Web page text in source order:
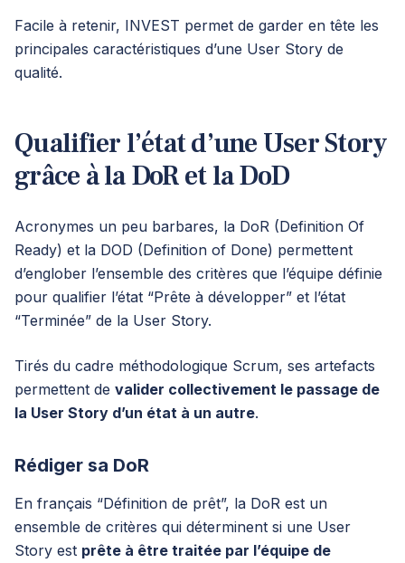
Facile à retenir, INVEST permet de garder en tête les
principales caractéristiques d’une User Story de
qualité.
Qualifier l’état d’une User Story
grâce à la DoR et la DoD
Acronymes un peu barbares, la DoR (Definition Of
Ready) et la DOD (Definition of Done) permettent
d’englober l’ensemble des critères que l’équipe définie
pour qualifier l’état “Prête à développer” et l’état
“Terminée” de la User Story.
Tirés du cadre méthodologique Scrum, ses artefacts
permettent de valider collectivement le passage de
la User Story d’un état à un autre.
Rédiger sa DoR
En français “Définition de prêt”, la DoR est un
ensemble de critères qui déterminent si une User
Story est prête à être traitée par l’équipe de